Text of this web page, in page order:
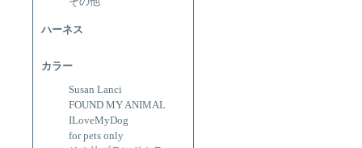
ハーネス
カラー
Susan Lanci
FOUND MY ANIMAL
ILoveMyDog
for pets only